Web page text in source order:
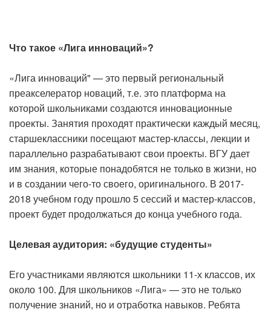
Что такое «Лига инноваций»?
«Лига инноваций" — это первый региональный
преакселератор новаций, т.е. это платформа на
которой школьниками создаются инновационные
проекты. Занятия проходят практически каждый месяц,
старшеклассники посещают мастер-классы, лекции и
параллельно разрабатывают свои проекты. ВГУ дает
им знания, которые понадобятся не только в жизни, но
и в создании чего-то своего, оригинального. В 2017-
2018 учебном году прошло 5 сессий и мастер-классов,
проект будет продолжаться до конца учебного года.
Целевая аудитория: «будущие студенты»
Его участниками являются школьники 11-х классов, их
около 100. Для школьников «Лига» — это не только
получение знаний, но и отработка навыков. Ребята